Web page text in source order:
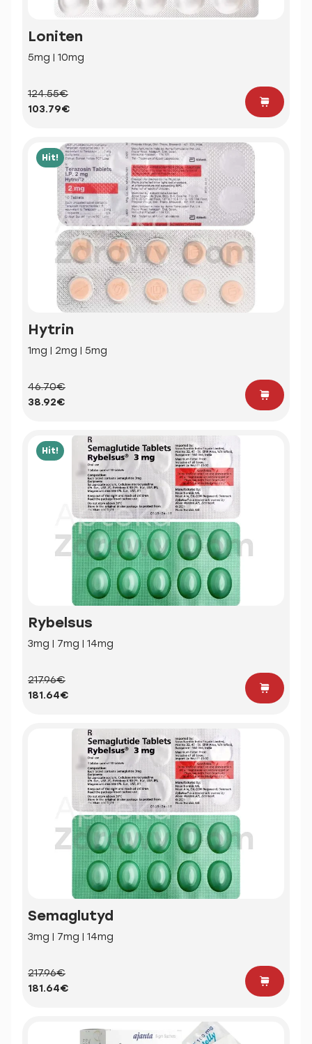
Loniten
5mg | 10mg
124.55€
103.79€
Hit!
Hytrin
1mg | 2mg | 5mg
46.70€
38.92€
Hit!
Rybelsus
3mg | 7mg | 14mg
217.96€
181.64€
Semaglutyd
3mg | 7mg | 14mg
217.96€
181.64€